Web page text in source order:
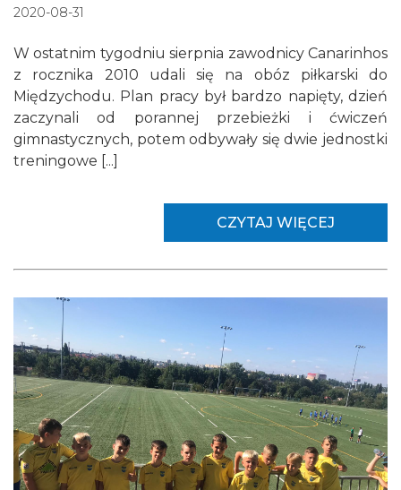
2020-08-31
W ostatnim tygodniu sierpnia zawodnicy Canarinhos
z rocznika 2010 udali się na obóz piłkarski do
Międzychodu. Plan pracy był bardzo napięty, dzień
zaczynali od porannej przebieżki i ćwiczeń
gimnastycznych, potem odbywały się dwie jednostki
treningowe [...]
CZYTAJ WIĘCEJ